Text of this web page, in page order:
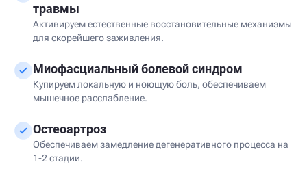
травмы
Активируем естественные восстановительные механизмы
для скорейшего заживления.
Миофасциальный болевой синдром
Купируем локальную и ноющую боль, обеспечиваем
мышечное расслабление.
Остеоартроз
Обеспечиваем замедление дегенеративного процесса на
1-2 стадии.